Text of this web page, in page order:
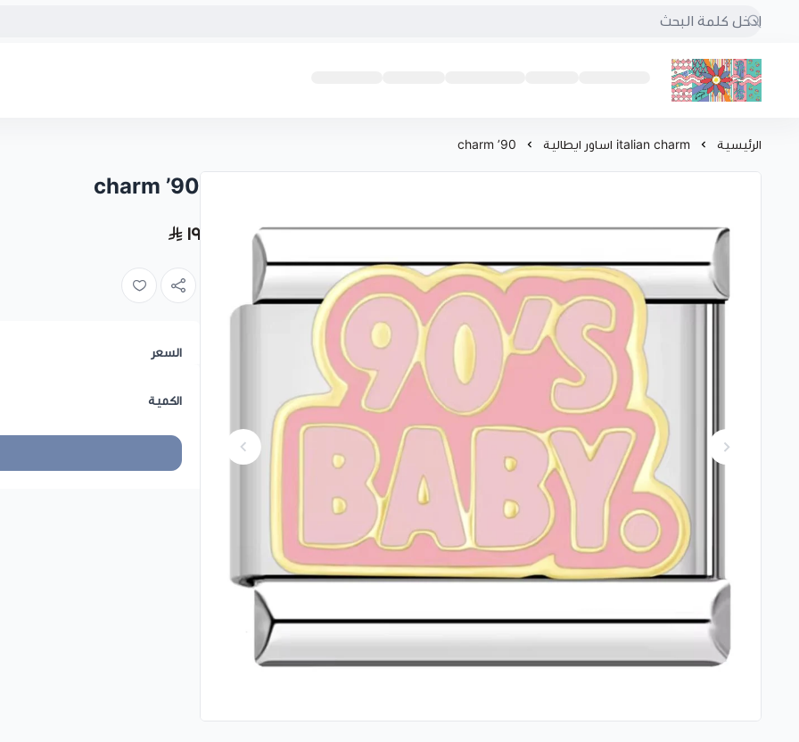
بُنجرة
الرئيسية italian charm اساور ايطالية 90’ charm
90’ charm
١٩
السعر
الكمية